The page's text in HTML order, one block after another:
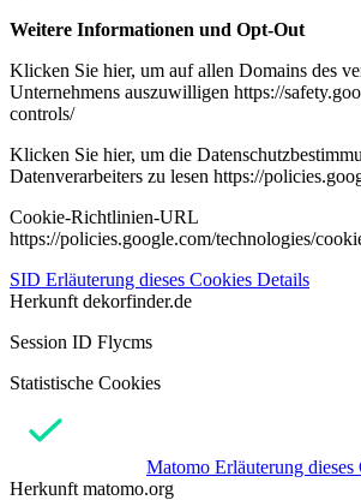
Weitere Informationen und Opt-Out
Klicken Sie hier, um auf allen Domains des
Unternehmens auszuwilligen https://
controls/
Klicken Sie hier, um die
Datenverarbeiters zu lesen https://
Cookie-Richtlinien-URL
https://policies.google.com/technologies/
SID Erläuterung dieses Cookies Details
Herkunft dekorfinder.de
Session ID Flycms
Statistische Cookies
Matomo Erläuterung dieses
Herkunft matomo.org